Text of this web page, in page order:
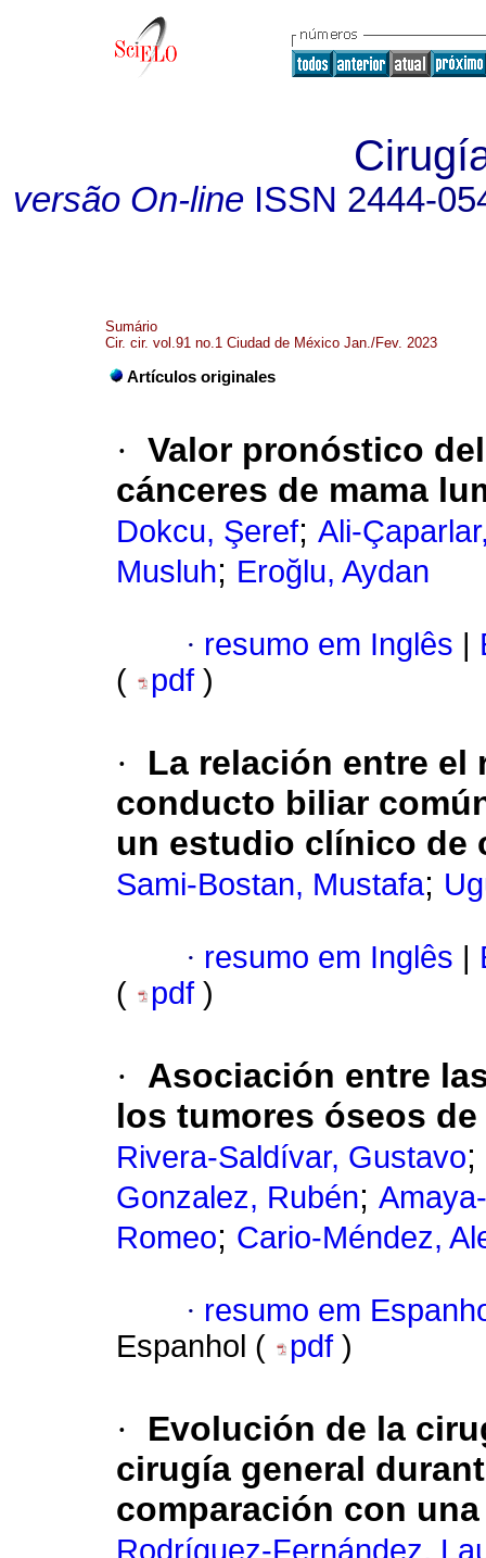
versão On-line ISSN 2444-
Sumário
Cir. cir. vol.91 no.1 Ciudad de México Jan./Fev. 2023
Artículos originales
· Valor pronóstico
cánceres de mama
Dokcu, Şeref; Ali-
Musluh; Eroğlu, Aydan
· resumo em Inglês
(
pdf )
·
La relación entre
conducto biliar
un estudio clínico de
Sami-Bostan, Mustafa;
· resumo em Inglês
(
pdf )
·
Asociación entre
los tumores óseos
Rivera-Saldívar, Gustavo;
Gonzalez, Rubén;
Romeo; Cario-Méndez,
· resumo em
Espanhol (
pdf )
·
Evolución de la
cirugía general
comparación con
Rodríguez-Fernández,